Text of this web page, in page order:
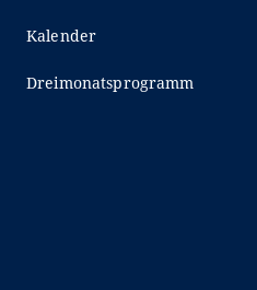
Kalender
Dreimonatsprogramm